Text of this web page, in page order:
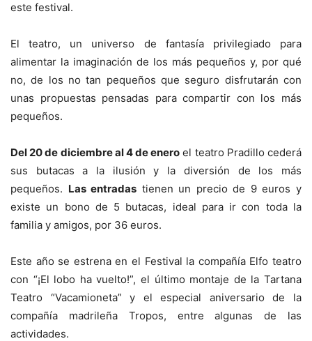
este festival.
El teatro, un universo de fantasía privilegiado para
alimentar la imaginación de los más pequeños y, por qué
no, de los no tan pequeños que seguro disfrutarán con
unas propuestas pensadas para compartir con los más
pequeños.
Del 20 de diciembre al 4 de enero el teatro Pradillo cederá
sus butacas a la ilusión y la diversión de los más
pequeños. Las entradas tienen un precio de 9 euros y
existe un bono de 5 butacas, ideal para ir con toda la
familia y amigos, por 36 euros.
Este año se estrena en el Festival la compañía Elfo teatro
con “¡El lobo ha vuelto!”, el último montaje de la Tartana
Teatro “Vacamioneta” y el especial aniversario de la
compañía madrileña Tropos, entre algunas de las
actividades.